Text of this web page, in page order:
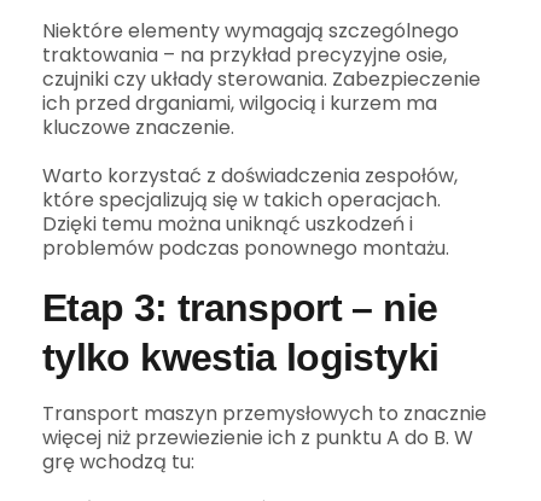
Niektóre elementy wymagają szczególnego
traktowania – na przykład precyzyjne osie,
czujniki czy układy sterowania. Zabezpieczenie
ich przed drganiami, wilgocią i kurzem ma
kluczowe znaczenie.
Warto korzystać z doświadczenia zespołów,
które specjalizują się w takich operacjach.
Dzięki temu można uniknąć uszkodzeń i
problemów podczas ponownego montażu.
Etap 3: transport – nie
tylko kwestia logistyki
Transport maszyn przemysłowych to znacznie
więcej niż przewiezienie ich z punktu A do B. W
grę wchodzą tu: